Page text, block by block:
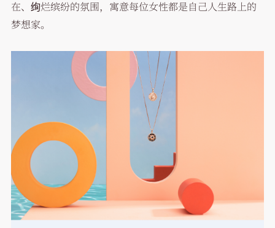
在、绚烂缤纷的氛围，寓意每位女性都是自己人生路上的
梦想家。